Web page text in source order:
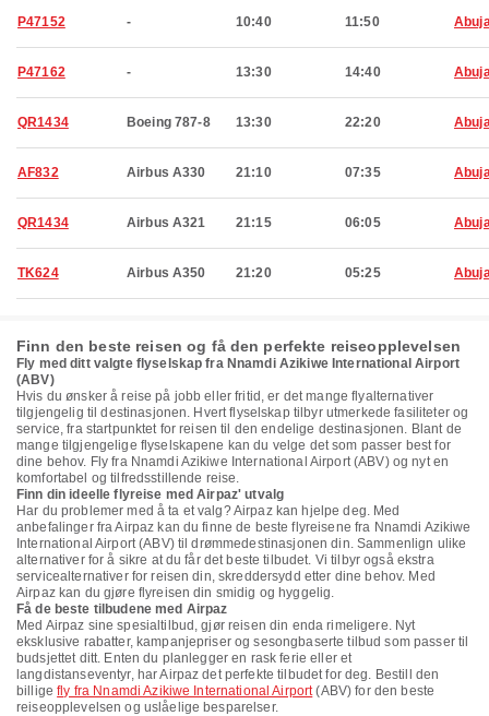
P47152 - 10:40 11:50
P47162 - 13:30 14:40
QR1434 Boeing 787-8 13:30 22:20
AF832 Airbus A330 21:10 07:35
QR1434 Airbus A321 21:15 06:05
TK624 Airbus A350 21:20 05:25
Finn den beste reisen og få den perfekte reiseopplevelsen
Fly med ditt valgte flyselskap fra Nnamdi Azikiwe International Airport
(ABV)
Hvis du ønsker å reise på jobb eller fritid, er det mange flyalternativer
tilgjengelig til destinasjonen. Hvert flyselskap tilbyr utmerkede fasiliteter og
service, fra startpunktet for reisen til den endelige destinasjonen. Blant de
mange tilgjengelige flyselskapene kan du velge det som passer best for
dine behov. Fly fra Nnamdi Azikiwe International Airport (ABV) og nyt en
komfortabel og tilfredsstillende reise.
Finn din ideelle flyreise med Airpaz' utvalg
Har du problemer med å ta et valg? Airpaz kan hjelpe deg. Med
anbefalinger fra Airpaz kan du finne de beste flyreisene fra Nnamdi Azikiwe
International Airport (ABV) til drømmedestinasjonen din. Sammenlign ulike
alternativer for å sikre at du får det beste tilbudet. Vi tilbyr også ekstra
servicealternativer for reisen din, skreddersydd etter dine behov. Med
Airpaz kan du gjøre flyreisen din smidig og hyggelig.
Få de beste tilbudene med Airpaz
Med Airpaz sine spesialtilbud, gjør reisen din enda rimeligere. Nyt
eksklusive rabatter, kampanjepriser og sesongbaserte tilbud som passer til
budsjettet ditt. Enten du planlegger en rask ferie eller et
langdistanseventyr, har Airpaz det perfekte tilbudet for deg. Bestill den
billigefly fra Nnamdi Azikiwe International Airport(ABV) for den beste
reiseopplevelsen og uslåelige besparelser.